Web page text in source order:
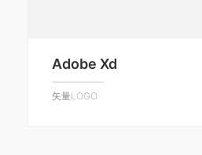
Adobe Xd
矢量LOGO